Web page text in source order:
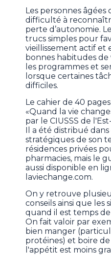
Les personnes
difficulté à
perte d’autonomie.
trucs simples pour
vieillissement actif et
bonnes habitudes de
les programmes et
lorsque certaines
difficiles.
Le cahier de 40
«Quand la vie
par le CIUSSS de
Il a été distribué
stratégiques de son
résidences privées
pharmacies, mais le
aussi disponible en
laviechange.com.
On y retrouve
conseils ainsi que les
quand il est temps
On fait valoir par
bien manger
protéines) et boire
l'appétit est moins